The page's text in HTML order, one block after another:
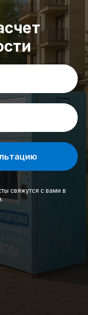
свяжутся с вами в